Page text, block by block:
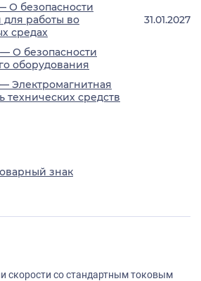
О безопасности
работы во
средах
31.01.2027
— О безопасности
оборудования
— Электромагнитная
технических средств
знак
скорости со стандартным токовым